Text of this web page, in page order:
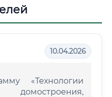
10.04.2026
«Технологии